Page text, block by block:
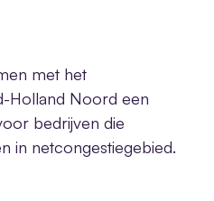
met het
Holland Noord een
bedrijven die
in netcongestiegebied.